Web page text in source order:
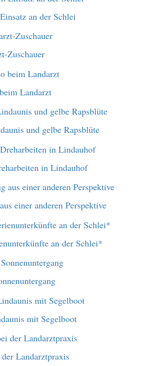
an der Schlei
Zuschauer
Landarzt
und gelbe Rapsblüte
in Lindauhof
einer anderen Perspektive
an der Schlei*
mit Segelboot
Landarztpraxis